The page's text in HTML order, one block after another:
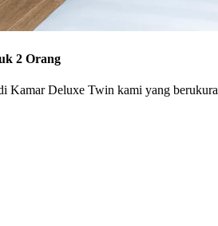
2 Orang
Kamar Deluxe Twin kami yang